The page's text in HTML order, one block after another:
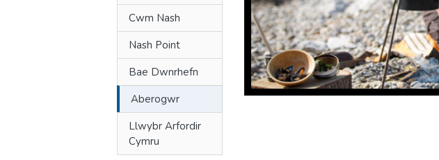
Cwm Nash
Nash Point
Bae Dwnrhefn
Aberogwr
Llwybr Arfordir
Cymru